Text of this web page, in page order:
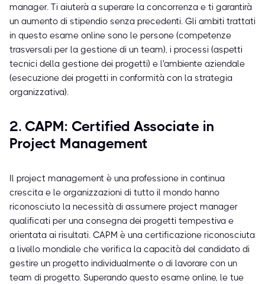
manager. Ti aiuterà a superare la concorrenza e ti garantirà
un aumento di stipendio senza precedenti. Gli ambiti trattati
in questo esame online sono le persone (competenze
trasversali per la gestione di un team), i processi (aspetti
tecnici della gestione dei progetti) e l'ambiente aziendale
(esecuzione dei progetti in conformità con la strategia
organizzativa).
2. CAPM: Certified Associate in
Project Management
Il project management è una professione in continua
crescita e le organizzazioni di tutto il mondo hanno
riconosciuto la necessità di assumere project manager
qualificati per una consegna dei progetti tempestiva e
orientata ai risultati. CAPM è una certificazione riconosciuta
a livello mondiale che verifica la capacità del candidato di
gestire un progetto individualmente o di lavorare con un
team di progetto. Superando questo esame online, le tue